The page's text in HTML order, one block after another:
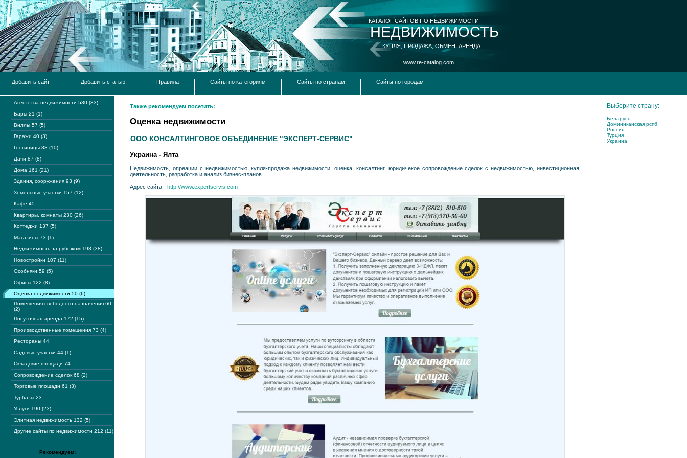
КАТАЛОГ САЙТОВ ПО НЕДВИЖИМОСТИ
НЕДВИЖИМОСТЬ
КУПЛЯ, ПРОДАЖА, ОБМЕН, АРЕНДА
www.re-catalog.com
Добавить сайт Добавить статью Правила Сайты по категориям Сайты по странам Сайты по городам
Агентства недвижимости 530 (33)
Бары 21 (1)
Виллы 57 (5)
Гаражи 40 (3)
Гостиницы 83 (10)
Дачи 87 (8)
Дома 161 (21)
Здания, сооружения 93 (9)
Земельные участки 157 (12)
Кафе 45
Квартиры, комнаты 230 (26)
Коттеджи 137 (5)
Магазины 73 (1)
Недвижимость за рубежом 198 (38)
Новостройки 107 (11)
Особняки 59 (5)
Офисы 122 (8)
Оценка недвижимости 50 (6)
Помещения свободного назначения 60
(2)
Посуточная аренда 172 (15)
Производственные помещения 73 (4)
Рестораны 44
Садовые участки 44 (1)
Складские площади 74
Сопровождение сделок 68 (2)
Торговые площади 61 (3)
Турбазы 23
Услуги 190 (23)
Элитная недвижимость 132 (5)
Другие сайты по недвижимости 212 (11)
Рекомендуем:
Также рекомендуем посетить:
Оценка недвижимости
ООО КОНСАЛТИНГОВОЕ ОБЪЕДИНЕНИЕ "ЭКСПЕРТ-СЕРВИС"
Украина - Ялта
Недвижимость, опреации с недвижимостью, купля-продажа недвижимости, оценка, консалтинг, юридичекое сопровождение сделок с недвижимостью, инвестиционная
деятельность, разработка и анализ бизнес-планов.
Адрес сайта - http://www.expertservis.com
Выберите страну:
Беларусь
Доминиканская рспб.
Россия
Турция
Украина